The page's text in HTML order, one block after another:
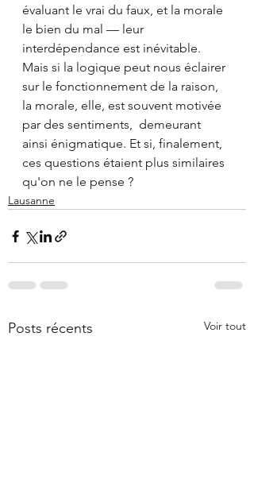
évaluant le vrai du faux, et la morale
le bien du mal — leur
interdépendance est inévitable.
Mais si la logique peut nous éclairer
sur le fonctionnement de la raison,
la morale, elle, est souvent motivée
par des sentiments,  demeurant
ainsi énigmatique. Et si, finalement,
ces questions étaient plus similaires
qu'on ne le pense ?
Lausanne
Posts récents Voir tout